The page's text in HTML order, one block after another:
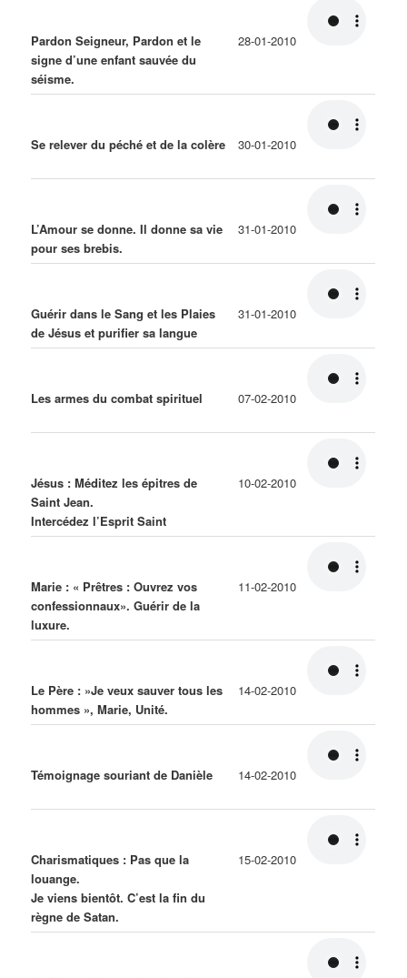
Pardon Seigneur, Pardon et le
signe d’une enfant sauvée du
séisme.
28-01-2010
Se relever du péché et de la colère 30-01-2010
L’Amour se donne. Il donne sa vie
pour ses brebis.
31-01-2010
Guérir dans le Sang et les Plaies
de Jésus et purifier sa langue
31-01-2010
Les armes du combat spirituel 07-02-2010
Jésus : Méditez les épitres de
Saint Jean.
Intercédez l’Esprit Saint
10-02-2010
Marie : « Prêtres : Ouvrez vos
confessionnaux». Guérir de la
luxure.
11-02-2010
Le Père : »Je veux sauver tous les
hommes », Marie, Unité.
14-02-2010
Témoignage souriant de Danièle 14-02-2010
Charismatiques : Pas que la
louange.
Je viens bientôt. C’est la fin du
règne de Satan.
15-02-2010